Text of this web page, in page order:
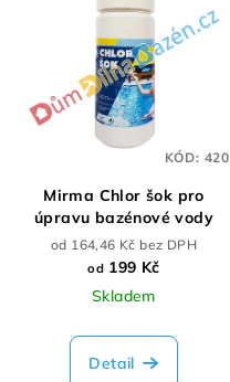
Mirma Chlor šok pro
úpravu bazénové vody
od 164,46 Kč bez DPH
od 199 Kč
Skladem
Detail
KÓD: 420